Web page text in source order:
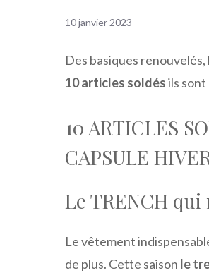
10 janvier 2023
Des basiques renouvelés,
10 articles soldésils sont
10 ARTICLES
CAPSULE
Le TRENCH
Le vêtement
de plus. Cette saison le